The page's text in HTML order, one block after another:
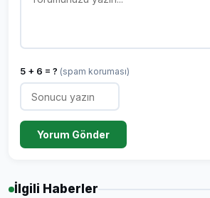
5 + 6 = ? (spam koruması)
Yorum Gönder
İlgili Haberler